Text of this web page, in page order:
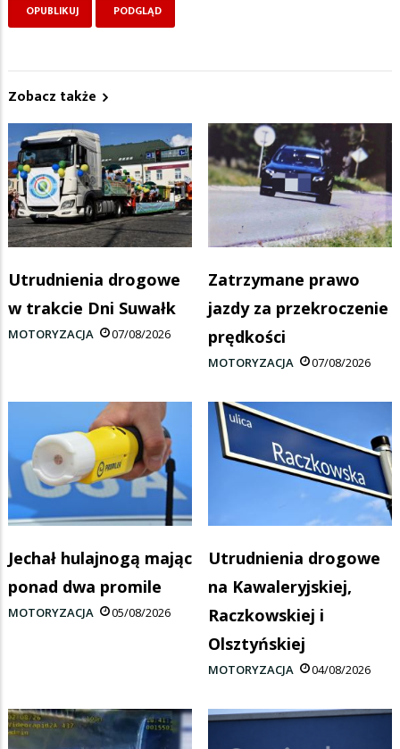
Zobacz także
Utrudnienia drogowe
w trakcie Dni Suwałk
MOTORYZACJA 07/08/2026
Zatrzymane prawo
jazdy za przekroczenie
prędkości
MOTORYZACJA 07/08/2026
Jechał hulajnogą mając
ponad dwa promile
MOTORYZACJA 05/08/2026
Utrudnienia drogowe
na Kawaleryjskiej,
Raczkowskiej i
Olsztyńskiej
MOTORYZACJA 04/08/2026